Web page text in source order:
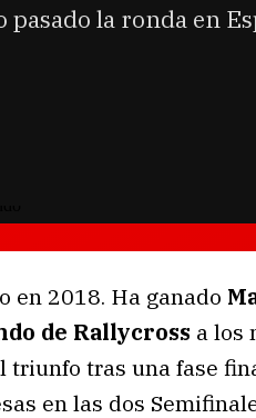
pasado la ronda en
en 2018. Ha ganado
de Rallycross a los
triunfo tras una fase
en las dos